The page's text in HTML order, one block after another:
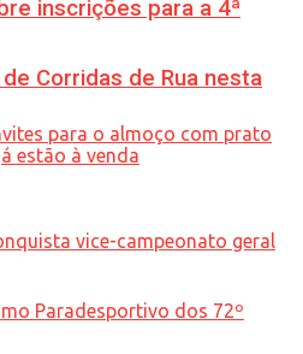
inscrições para a 4ª
Corridas de Rua nesta